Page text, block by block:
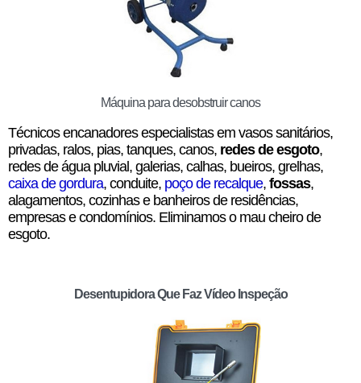
Máquina para desobstruir canos
Técnicos encanadores especialistas em vasos sanitários,
privadas, ralos, pias, tanques, canos, redes de esgoto,
redes de água pluvial, galerias, calhas, bueiros, grelhas,
caixa de gordura, conduite, poço de recalque, fossas,
alagamentos, cozinhas e banheiros de residências,
empresas e condomínios. Eliminamos o mau cheiro de
esgoto.
Desentupidora Que Faz Vídeo Inspeção